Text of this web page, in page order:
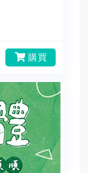
購買